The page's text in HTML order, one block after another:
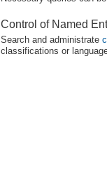
Control of Named
Search and administrate
classifications or